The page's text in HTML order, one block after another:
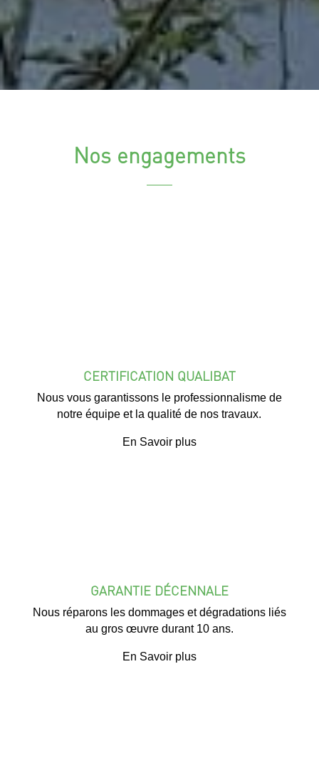
Nos engagements
CERTIFICATION QUALIBAT
Nous vous garantissons le professionnalisme de
notre équipe et la qualité de nos travaux.
En Savoir plus
GARANTIE DÉCENNALE
Nous réparons les dommages et dégradations liés
au gros œuvre durant 10 ans.
En Savoir plus